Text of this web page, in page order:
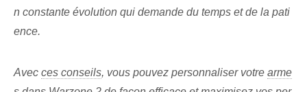
n constante évolution qui demande du temps et de la pati
ence.
Avec ces conseils, vous pouvez personnaliser votre arme